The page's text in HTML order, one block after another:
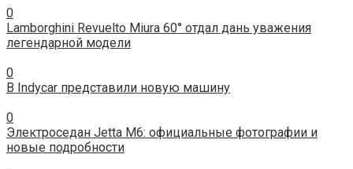
0
Lamborghini Revuelto Miura 60° отдал дань уважения
легендарной модели
0
В Indycar представили новую машину
0
Электроседан Jetta M6: официальные фотографии и
новые подробности